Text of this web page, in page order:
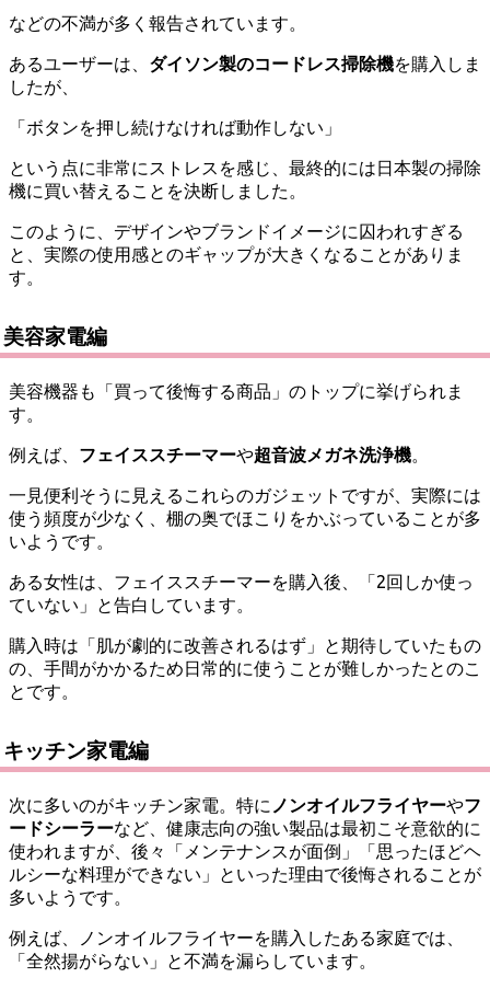
などの不満が多く報告されています。
あるユーザーは、 ダイソン製のコードレス掃除機を購入しま
したが、
「ボタンを押し続けなければ動作しない」
という点に非常にストレスを感じ、最終的には日本製の掃除
機に買い替えることを決断しました。
このように、デザインやブランドイメージに囚われすぎる
と、実際の使用感とのギャップが大きくなることがありま
す。
美容家電編
美容機器も「買って後悔する商品」のトップに挙げられま
す。
例えば、 フェイススチーマーや超音波メガネ洗浄機。
一見便利そうに見えるこれらのガジェットですが、実際には
使う頻度が少なく、棚の奥でほこりをかぶっていることが多
いようです。
ある女性は、フェイススチーマーを購入後、「2回しか使っ
ていない」と告白しています。
購入時は「肌が劇的に改善されるはず」と期待していたもの
の、手間がかかるため日常的に使うことが難しかったとのこ
とです。
キッチン家電編
次に多いのがキッチン家電。特に ノンオイルフライヤーやフ
ードシーラーなど、健康志向の強い製品は最初こそ意欲的に
使われますが、後々「メンテナンスが面倒」「思ったほどヘ
ルシーな料理ができない」といった理由で後悔されることが
多いようです。
例えば、ノンオイルフライヤーを購入したある家庭では、
「全然揚がらない」と不満を漏らしています。